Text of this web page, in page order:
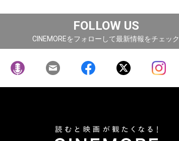
FOLLOW US
CINEMOREをフォローして最新情報をチェック